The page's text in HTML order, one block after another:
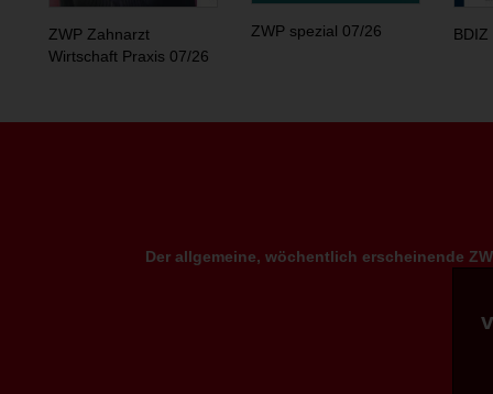
ZWP Zahnarzt
Wirtschaft Praxis 07/26
ZWP spezial 07/26
Der allgemeine, wöchentlich erscheinende